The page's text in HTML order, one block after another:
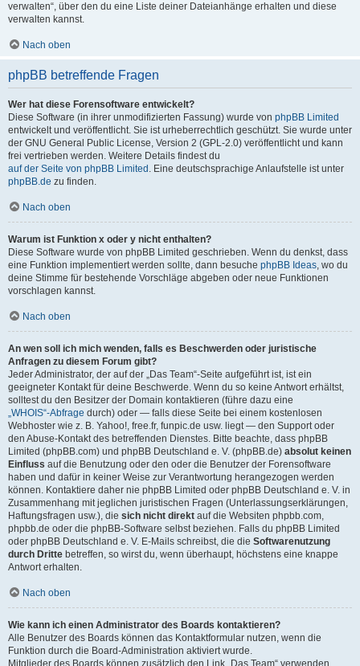
verwalten“, über den du eine Liste deiner Dateianhänge erhalten und diese
verwalten kannst.
Nach oben
phpBB betreffende Fragen
Wer hat diese Forensoftware entwickelt?
Diese Software (in ihrer unmodifizierten Fassung) wurde von phpBB Limited
entwickelt und veröffentlicht. Sie ist urheberrechtlich geschützt. Sie wurde unter
der GNU General Public License, Version 2 (GPL-2.0) veröffentlicht und kann
frei vertrieben werden. Weitere Details findest du
auf der Seite von phpBB Limited . Eine deutschsprachige Anlaufstelle ist unter
phpBB.de zu finden.
Nach oben
Warum ist Funktion x oder y nicht enthalten?
Diese Software wurde von phpBB Limited geschrieben. Wenn du denkst, dass
eine Funktion implementiert werden sollte, dann besuche phpBB Ideas, wo du
deine Stimme für bestehende Vorschläge abgeben oder neue Funktionen
vorschlagen kannst.
Nach oben
An wen soll ich mich wenden, falls es Beschwerden oder juristische
Anfragen zu diesem Forum gibt?
Jeder Administrator, der auf der „Das Team“-Seite aufgeführt ist, ist ein
geeigneter Kontakt für deine Beschwerde. Wenn du so keine Antwort erhältst,
solltest du den Besitzer der Domain kontaktieren (führe dazu eine
„WHOIS“-Abfrage durch) oder — falls diese Seite bei einem kostenlosen
Webhoster wie z. B. Yahoo!, free.fr, funpic.de usw. liegt — den Support oder
den Abuse-Kontakt des betreffenden Dienstes. Bitte beachte, dass phpBB
Limited (phpBB.com) und phpBB Deutschland e. V. (phpBB.de) absolut keinen
Einfluss auf die Benutzung oder den oder die Benutzer der Forensoftware
haben und dafür in keiner Weise zur Verantwortung herangezogen werden
können. Kontaktiere daher nie phpBB Limited oder phpBB Deutschland e. V. in
Zusammenhang mit jeglichen juristischen Fragen (Unterlassungserklärungen,
Haftungsfragen usw.), die sich nicht direkt auf die Websiten phpbb.com,
phpbb.de oder die phpBB-Software selbst beziehen. Falls du phpBB Limited
oder phpBB Deutschland e. V. E-Mails schreibst, die die Softwarenutzung
durch Dritte betreffen, so wirst du, wenn überhaupt, höchstens eine knappe
Antwort erhalten.
Nach oben
Wie kann ich einen Administrator des Boards kontaktieren?
Alle Benutzer des Boards können das Kontaktformular nutzen, wenn die
Funktion durch die Board-Administration aktiviert wurde.
Mitglieder des Boards können zusätzlich den Link „Das Team“ verwenden.